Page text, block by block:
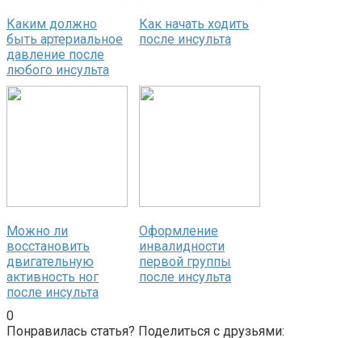
Каким должно
быть артериальное
давление после
любого инсульта
Как начать ходить
после инсульта
Можно ли
восстановить
двигательную
активность ног
после инсульта
Оформление
инвалидности
первой группы
после инсульта
0
Понравилась статья? Поделиться с друзьями: